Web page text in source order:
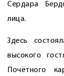
Сердара
лица.
Здесь
высокого
Почётного